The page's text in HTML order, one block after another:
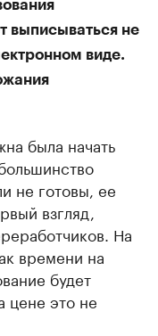
выписываться не
виде.
была начать
не готовы, ее
взгляд,
На
времени на
будет
цене это не